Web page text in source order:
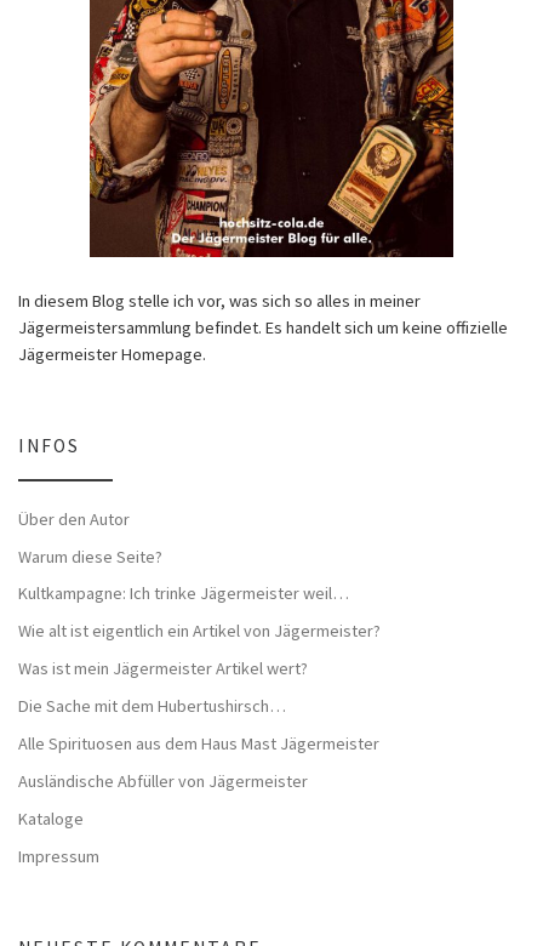
In diesem Blog stelle ich vor, was sich so alles in meiner
Jägermeistersammlung befindet. Es handelt sich um keine offizielle
Jägermeister Homepage.
INFOS
Über den Autor
Warum diese Seite?
Kultkampagne: Ich trinke Jägermeister weil…
Wie alt ist eigentlich ein Artikel von Jägermeister?
Was ist mein Jägermeister Artikel wert?
Die Sache mit dem Hubertushirsch…
Alle Spirituosen aus dem Haus Mast Jägermeister
Ausländische Abfüller von Jägermeister
Kataloge
Impressum